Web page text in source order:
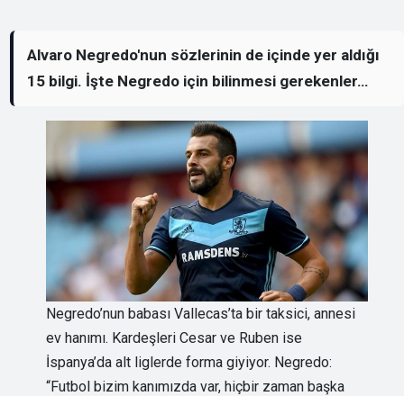
Alvaro Negredo'nun sözlerinin de içinde yer aldığı
15 bilgi. İşte Negredo için bilinmesi gerekenler…
Negredo’nun babası Vallecas’ta bir taksici, annesi
ev hanımı. Kardeşleri Cesar ve Ruben ise
İspanya’da alt liglerde forma giyiyor. Negredo:
“Futbol bizim kanımızda var, hiçbir zaman başka